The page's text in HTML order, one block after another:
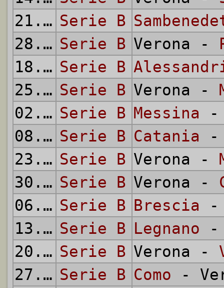
21.10.
1956
Serie B
28.10.
1956
Serie B Verona -
18.11.
1956
Serie B
25.11.
1956
Serie B Verona -
02.12.
1956
Serie B Messina -
08.12.
1956
Serie B Catania -
23.12.
1956
Serie B Verona -
30.12.
1956
Serie B Verona -
06.01.
1957
Serie B Brescia -
13.01.
1957
Serie B Legnano -
20.01.
1957
Serie B Verona -
27.01.
1957
Serie B Como -